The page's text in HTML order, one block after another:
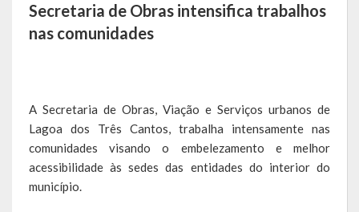
Governo
Ex-Administradores
Secretarias
Secretaria de Obras intensifica trabalhos
nas comunidades
A Secretaria de Obras, Viação e Serviços urbanos de
Lagoa dos Três Cantos, trabalha intensamente nas
comunidades visando o embelezamento e melhor
acessibilidade às sedes das entidades do interior do
município.